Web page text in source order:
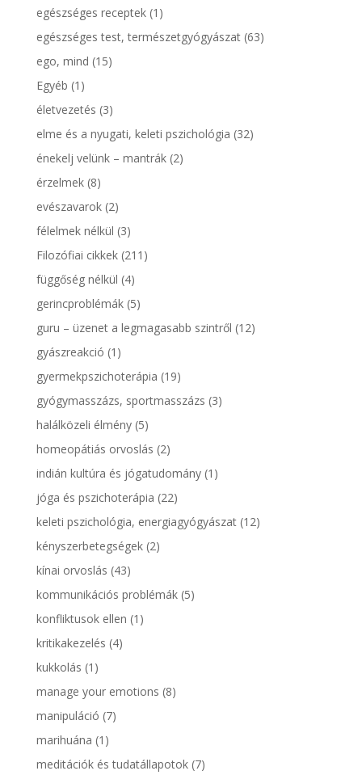
egészséges receptek(1)
egészséges test, természetgyógyászat(63)
ego, mind (15)
Egyéb (1)
életvezetés (3)
elme és a nyugati, keleti pszichológia (32)
énekelj velünk – mantrák(2)
érzelmek(8)
evészavarok(2)
félelmek nélkül (3)
Filozófiai cikkek(211)
függőség nélkül (4)
gerincproblémák(5)
guru – üzenet a legmagasabb szintről (12)
gyászreakció (1)
gyermekpszichoterápia (19)
gyógymasszázs, sportmasszázs (3)
halálközeli élmény(5)
homeopátiás orvoslás (2)
indián kultúra és jógatudomány(1)
jóga és pszichoterápia (22)
keleti pszichológia, energiagyógyászat(12)
kényszerbetegségek(2)
kínai orvoslás (43)
kommunikációs problémák(5)
konfliktusok ellen (1)
kritikakezelés (4)
kukkolás (1)
manage your emotions (8)
manipuláció (7)
marihuána (1)
meditációk és tudatállapotok(7)